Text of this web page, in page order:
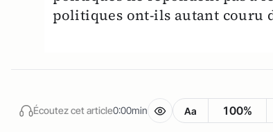
politiques ont-ils autant couru
Écoutez cet article0:00min Aa 100%